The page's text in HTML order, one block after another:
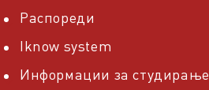
Распореди
Iknow system
Информации за студирање